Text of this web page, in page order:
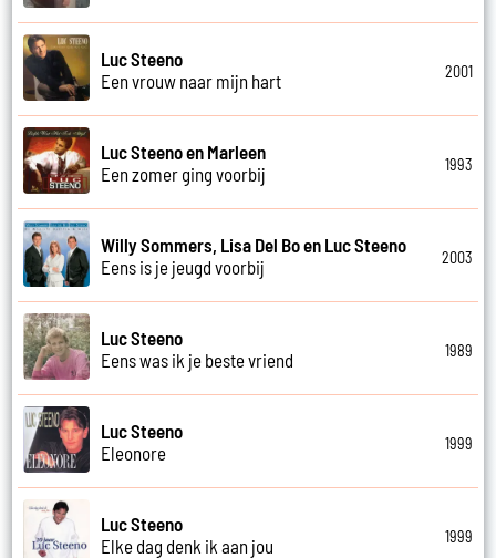
Luc Steeno
Een vrouw naar mijn hart
2001
Luc Steeno en Marleen
Een zomer ging voorbij
1993
Willy Sommers, Lisa Del Bo en Luc Steeno
Eens is je jeugd voorbij
2003
Luc Steeno
Eens was ik je beste vriend
1989
Luc Steeno
Eleonore
1999
Luc Steeno
Elke dag denk ik aan jou
1999